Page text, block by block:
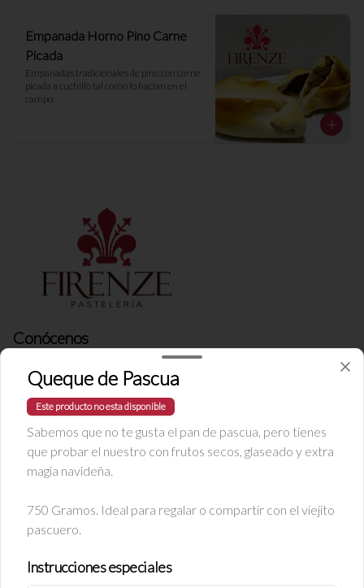
Empanada Horno Pino Carne
Picada
Empanadas tradicionales de pino con carne
picada a cuchillo tal como lo hacían en el
campo.
Conócenos
Tripadvisor
Google Reviews
Términos y condiciones
Política de privacidad
Redes sociales
Instagram
Facebook
Mi cuenta
Queque de Pascua
Este producto no esta disponible
Sabemos que no te gusta el pan de pascua, pero tienes
que probar el nuestro con frutos secos, glaseado y extra
magia navideña.
750 Gramos. Ideal para regalar o compartir con el viejito
pascuero.
Instrucciones especiales